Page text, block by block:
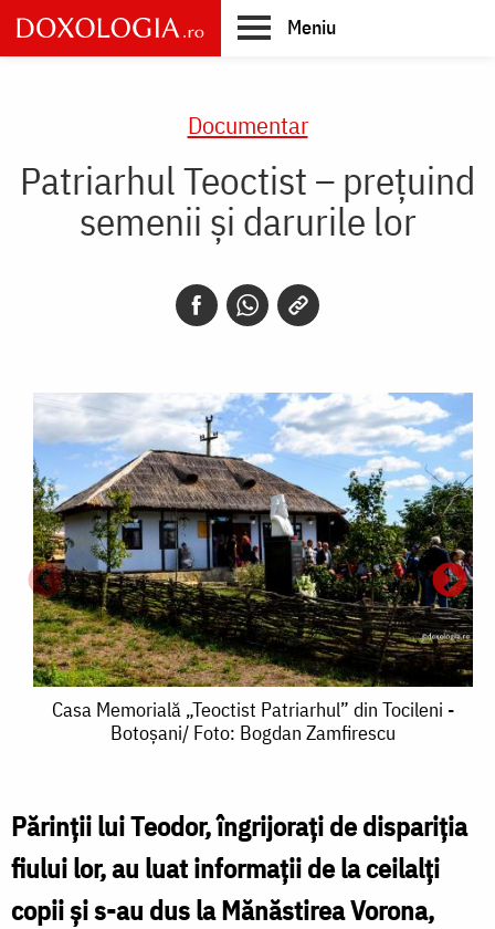
Skip
to
main
Meniu
Documentar
Patriarhul Teoctist – preţuind
semenii şi darurile lor
Casa
Memorială
Patriarhul”
din
Tocileni
Casa Memorială „Teoctist Patriarhul” din Tocileni -
Botoşani/ Foto: Bogdan Zamfirescu
Părinţii lui Teodor, îngrijoraţi de dispariţia
fiului lor, au luat informaţii de la ceilalţi
copii şi s-au dus la Mănăstirea Vorona,